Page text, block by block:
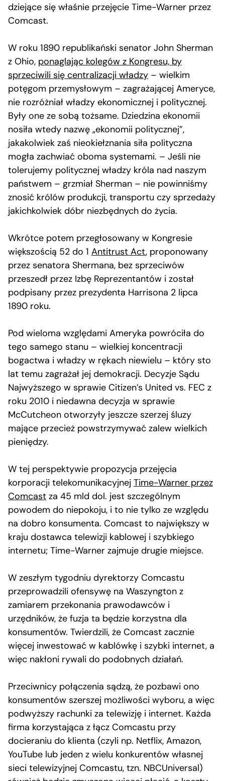
dziejące się właśnie przejęcie Time-Warner przez
Comcast.
W roku 1890 republikański senator John Sherman
z Ohio, ponaglając kolegów z Kongresu, by
sprzeciwili się centralizacji władzy – wielkim
potęgom przemysłowym – zagrażającej Ameryce,
nie rozróżniał władzy ekonomicznej i politycznej.
Były one ze sobą tożsame. Dziedzina ekonomii
nosiła wtedy nazwę „ekonomii politycznej”,
jakakolwiek zaś nieokiełznania siła polityczna
mogła zachwiać oboma systemami. – Jeśli nie
tolerujemy politycznej władzy króla nad naszym
państwem – grzmiał Sherman – nie powinniśmy
znosić królów produkcji, transportu czy sprzedaży
jakichkolwiek dóbr niezbędnych do życia.
Wkrótce potem przegłosowany w Kongresie
większością 52 do 1 Antitrust Act, proponowany
przez senatora Shermana, bez sprzeciwów
przeszedł przez Izbę Reprezentantów i został
podpisany przez prezydenta Harrisona 2 lipca
1890 roku.
Pod wieloma względami Ameryka powróciła do
tego samego stanu – wielkiej koncentracji
bogactwa i władzy w rękach niewielu – który sto
lat temu zagrażał jej demokracji. Decyzje Sądu
Najwyższego w sprawie Citizen’s United vs. FEC z
roku 2010 i niedawna decyzja w sprawie
McCutcheon otworzyły jeszcze szerzej śluzy
mające przecież powstrzymywać zalew wielkich
pieniędzy.
W tej perspektywie propozycja przejęcia
korporacji telekomunikacyjnej Time-Warner przez
Comcast za 45 mld dol. jest szczególnym
powodem do niepokoju, i to nie tylko ze względu
na dobro konsumenta. Comcast to największy w
kraju dostawca telewizji kablowej i szybkiego
internetu; Time-Warner zajmuje drugie miejsce.
W zeszłym tygodniu dyrektorzy Comcastu
przeprowadzili ofensywę na Waszyngton z
zamiarem przekonania prawodawców i
urzędników, że fuzja ta będzie korzystna dla
konsumentów. Twierdzili, że Comcast zacznie
więcej inwestować w kablówkę i szybki internet, a
więc nakłoni rywali do podobnych działań.
Przeciwnicy połączenia sądzą, że pozbawi ono
konsumentów szerszej możliwości wyboru, a więc
podwyższy rachunki za telewizję i internet. Każda
firma korzystająca z łącz Comcastu przy
docieraniu do klienta (czyli np. Netflix, Amazon,
YouTube lub jeden z wielu konkurentów własnej
sieci telewizyjnej Comcastu, tzn. NBCUniversal)